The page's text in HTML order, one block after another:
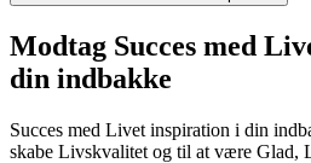
Modtag Succes med
din indbakke
Succes med Livet inspiration i din
skabe Livskvalitet og til at være Glad,